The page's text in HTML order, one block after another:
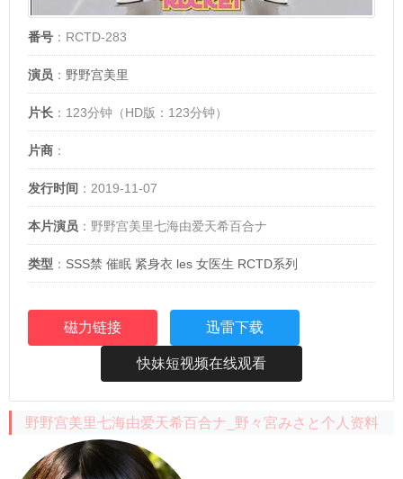
番号 ：RCTD-283
演员 ： 野野宫美里
片长 ：123分钟（HD版：123分钟）
片商 ：
发行时间 ：2019-11-07
本片演员 ：野野宫美里七海由爱天希百合ナ
类型 ： SSS禁 催眠 紧身衣 les 女医生 RCTD系列
磁力链接 迅雷下载
快妹短视频在线观看
野野宫美里七海由爱天希百合ナ_野々宮みさと个人资料